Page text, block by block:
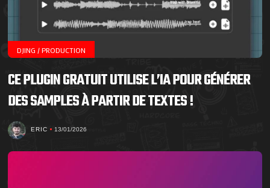
DJING / PRODUCTION
CE PLUGIN GRATUIT UTILISE L’IA POUR GÉNÉRER
DES SAMPLES À PARTIR DE TEXTES !
ERIC 13/01/2026